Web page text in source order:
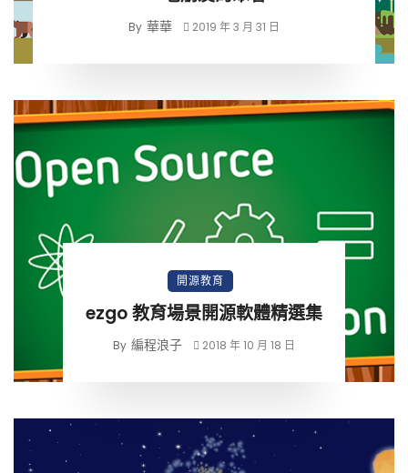
By 華華 2019 年 3 月 31 日
開源教育
ezgo 教育場景開源軟體精選集
By 編程浪子 2018 年 10 月 18 日